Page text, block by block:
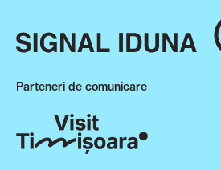
Parteneri de comunicare